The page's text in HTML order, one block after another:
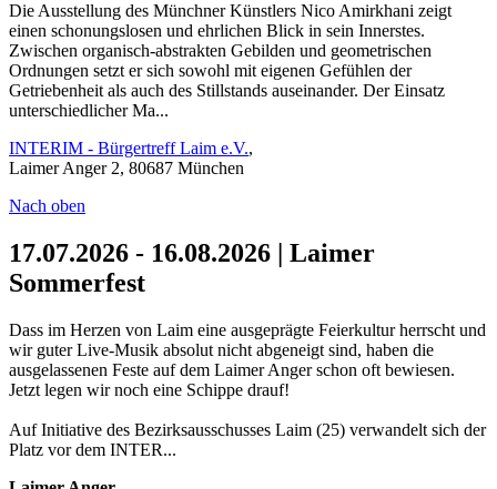
Die Ausstellung des Münchner Künstlers Nico Amirkhani zeigt
einen schonungslosen und ehrlichen Blick in sein Innerstes.
Zwischen organisch-abstrakten Gebilden und geometrischen
Ordnungen setzt er sich sowohl mit eigenen Gefühlen der
Getriebenheit als auch des Stillstands auseinander. Der Einsatz
unterschiedlicher Ma...
INTERIM - Bürgertreff Laim e.V.,
Laimer Anger 2, 80687 München
Nach oben
17.07.2026 - 16.08.2026 | Laimer
Sommerfest
Dass im Herzen von Laim eine ausgeprägte Feierkultur herrscht und
wir guter Live-Musik absolut nicht abgeneigt sind, haben die
ausgelassenen Feste auf dem Laimer Anger schon oft bewiesen.
Jetzt legen wir noch eine Schippe drauf!
Auf Initiative des Bezirksausschusses Laim (25) verwandelt sich der
Platz vor dem INTER...